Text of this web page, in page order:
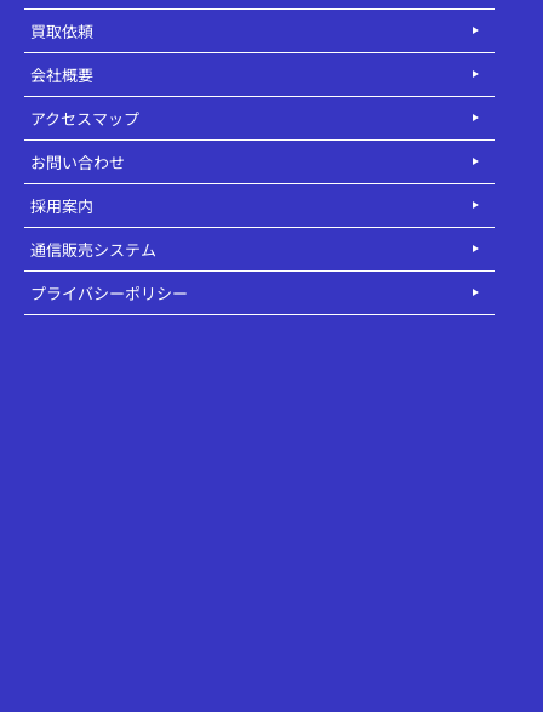
買取依頼
会社概要
アクセスマップ
お問い合わせ
採用案内
通信販売システム
プライバシーポリシー